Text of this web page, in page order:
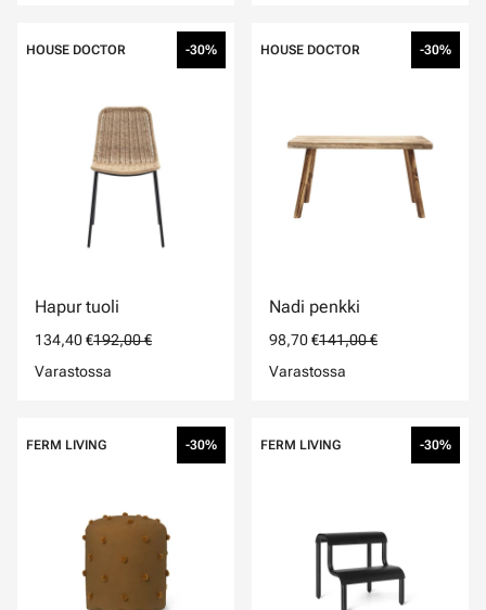
HOUSE DOCTOR -30%
Hapur tuoli
134,40 €192,00 €
Varastossa
HOUSE DOCTOR -30%
Nadi penkki
98,70 €141,00 €
Varastossa
FERM LIVING -30% FERM LIVING -30%